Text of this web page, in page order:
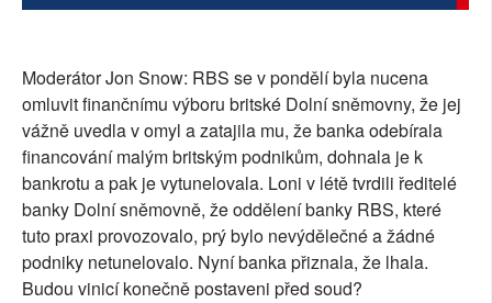
Moderátor Jon Snow: RBS se v pondělí byla nucena
omluvit finančnímu výboru britské Dolní sněmovny, že jej
vážně uvedla v omyl a zatajila mu, že banka odebírala
financování malým britským podnikům, dohnala je k
bankrotu a pak je vytunelovala. Loni v létě tvrdili ředitelé
banky Dolní sněmovně, že oddělení banky RBS, které
tuto praxi provozovalo, prý bylo nevýdělečné a žádné
podniky netunelovalo. Nyní banka přiznala, že lhala.
Budou vinicí konečně postaveni před soud?